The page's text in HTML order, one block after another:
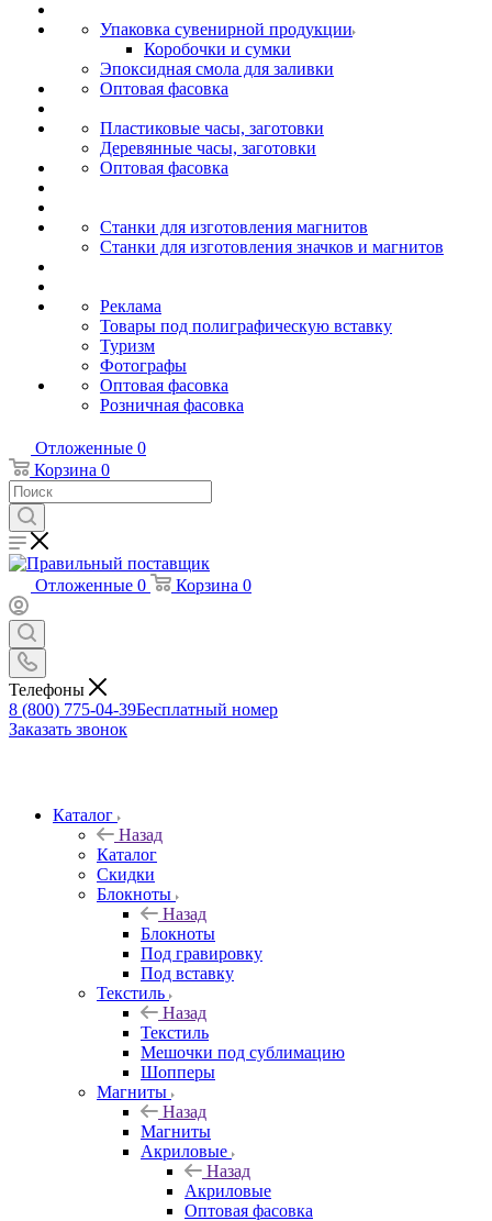
Упаковка сувенирной продукции
Коробочки и сумки
Эпоксидная смола для заливки
Оптовая фасовка
Пластиковые часы, заготовки
Деревянные часы, заготовки
Оптовая фасовка
Станки для изготовления магнитов
Станки для изготовления значков и магнитов
Реклама
Товары под полиграфическую вставку
Туризм
Фотографы
Оптовая фасовка
Розничная фасовка
Отложенные 0
Корзина 0
Отложенные 0 Корзина 0
Телефоны
8 (800) 775-04-39Бесплатный номер
Заказать звонок
Каталог
Назад
Каталог
Скидки
Блокноты
Назад
Блокноты
Под гравировку
Под вставку
Текстиль
Назад
Текстиль
Мешочки под сублимацию
Шопперы
Магниты
Назад
Магниты
Акриловые
Назад
Акриловые
Оптовая фасовка